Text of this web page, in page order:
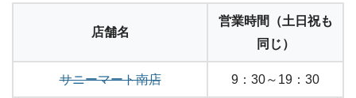
店舗名
営業時間（土日祝も
同じ）
サニーマート南店 9：30～19：30